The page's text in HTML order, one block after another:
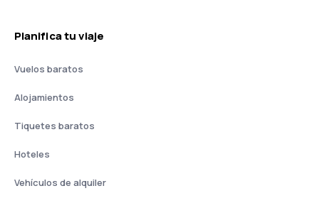
Planifica tu viaje
Vuelos baratos
Alojamientos
Tiquetes baratos
Hoteles
Vehículos de alquiler